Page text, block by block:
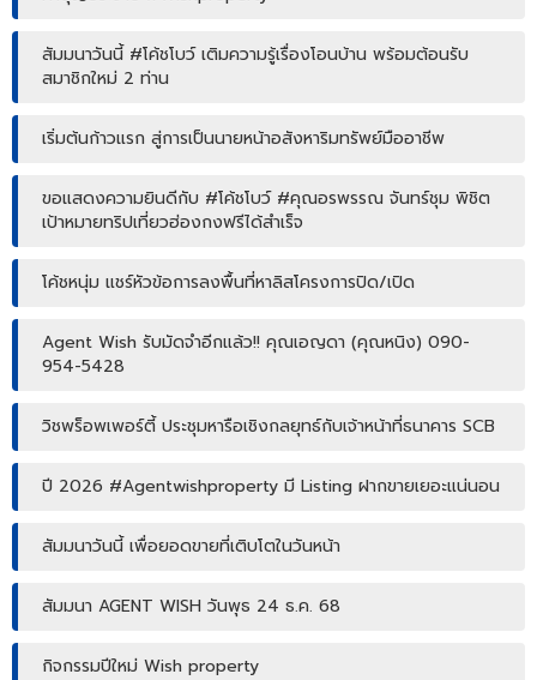
สัมมนาวันนี้ #โค้ชโบว์ เติมความรู้เรื่องโอนบ้าน พร้อมต้อนรับ
สมาชิกใหม่ 2 ท่าน
เริ่มต้นก้าวแรก สู่การเป็นนายหน้าอสังหาริมทรัพย์มืออาชีพ
ขอแสดงความยินดีกับ #โค้ชโบว์ #คุณอรพรรณ จันทร์ชุม พิชิต
เป้าหมายทริปเที่ยวฮ่องกงฟรีได้สำเร็จ
โค้ชหนุ่ม แชร์หัวข้อการลงพื้นที่หาลิสโครงการปิด/เปิด
Agent Wish รับมัดจำอีกแล้ว!! คุณเอญดา (คุณหนิง) 090-
954-5428
วิชพร็อพเพอร์ตี้ ประชุมหารือเชิงกลยุทธ์กับเจ้าหน้าที่ธนาคาร SCB
ปี 2026 #Agentwishproperty มี Listing ฝากขายเยอะแน่นอน
สัมมนาวันนี้ เพื่อยอดขายที่เติบโตในวันหน้า
สัมมนา AGENT WISH วันพุธ 24 ธ.ค. 68
กิจกรรมปีใหม่ Wish property